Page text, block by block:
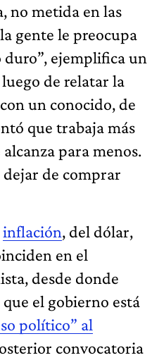
no metida en las
gente le preocupa
ejemplifica un
de relatar la
un conocido, de
que trabaja más
para menos.
de comprar
inflación, del dólar,
en el
desde donde
el gobierno está
político” al
convocatoria